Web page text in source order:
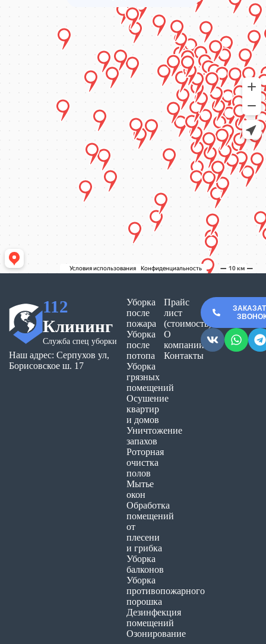
112
Клининг
Служба спец уборки
Наш адрес: Серпухов ул,
Борисовское ш. 17
Уборка
после
пожара
Уборка
после
потопа
Уборка
грязных
помещений
Осушение
квартир
и домов
Уничтожение
запахов
Роторная
очистка
полов
Мытье
окон
Обработка
помещений
от
плесени
и грибка
Уборка
балконов
Уборка
противопожарного
порошка
Дезинфекция
помещений
Озонирование
Прайс
лист
(стоимость)
О
компании
Контакты